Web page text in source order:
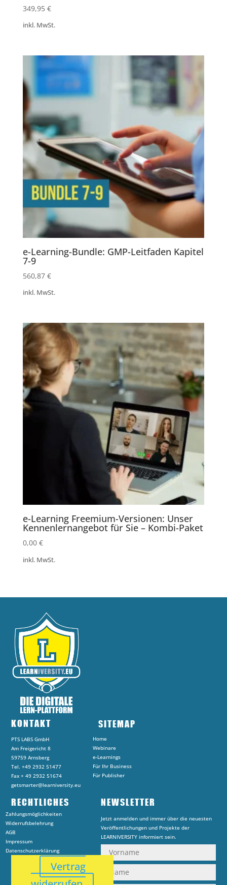
349,95 €
inkl. MwSt.
e-Learning-Bundle: GMP-Leitfaden Kapitel
7-9
560,87 €
inkl. MwSt.
e-Learning Freemium-Versionen: Unser
Kennenlernangebot für Sie – Kombi-Paket
0,00 €
inkl. MwSt.
KONTAKT
PTS LABS GmbH
Am Freigericht 8
59759 Arnsberg
Tel. +49 2932 51477
Fax + 49 2932 51674
getsmarter@learniversity.eu
SITEMAP
Home
Webinare
e-Learnings
Für Ihr Business
Für Publisher
RECHTLICHES
Zahlungsmöglichkeiten
Widerrufsbelehrung
AGB
Impressum
Datenschutzerklärung
Vertrag
NEWSLETTER
Jetzt anmelden und immer über die neuesten
Veröffentlichungen und Projekte der
LEARNIVERSITY informiert sein.